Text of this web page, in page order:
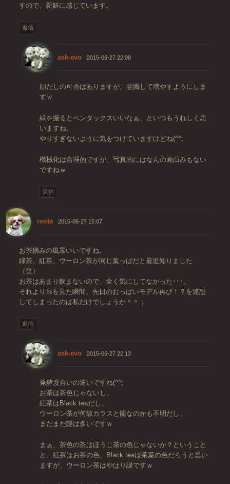
すので、新鮮に感じています。
返信
ask-evo 2015-06-27 22:08
顔だしの可否はありますが、意識して増やすようにしま
すｗ
緑を撮るとペンタックスいいなぁ、といつもうれしく思
いますね。
やりすぎないように気をつけていますけどね(^^;
機械化は合理的ですが、写真的にはなんの面白みもない
ですねｗ
返信
reota 2015-06-27 15:07
お茶摘みの風景いいですね。
緑茶、紅茶、ウーロン茶が同じ葉っぱだと最近知りました
（笑）
お茶はあまり飲まないので、全く気にしてなかった･･･。
それより扉を見た瞬間、先日のおっぱいモデル再び！？を連想
してしまったのは私だけでしょうか＾＾；
返信
ask-evo 2015-06-27 22:13
発酵度合いの違いですね(^^;
お茶は茶色じゃないし、
紅茶はBlack teaだし、
ウーロン茶が何故カラスと龍なのかも不明だし、
まだまだ謎は多いですｗ
まぁ、茶色の茶はほうじ茶の色じゃないか？ということ
と、紅茶はお茶の色、Black teaは茶葉の色だろうと思い
ますが、ウーロン茶はやはり謎ですｗ